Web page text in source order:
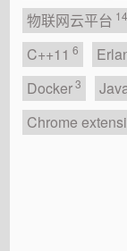
物联网云平台 14
C++11 6
Docker 3
Chrome